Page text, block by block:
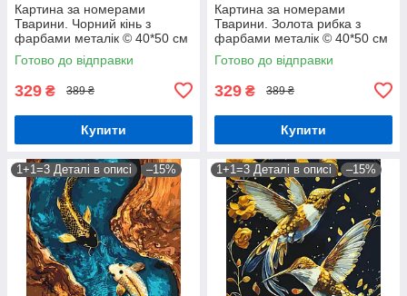
Картина за номерами
Тварини. Чорний кінь з
фарбами металік © 40*50 см
Орігамі LW 31200
Готово до відправки
329 ₴ 389 ₴
Купити
Картина за номерами
Тварини. Золота рибка з
фарбами металік © 40*50 см
Орігамі LW 9670
Готово до відправки
329 ₴ 389 ₴
Купити
1+1=3 Деталі в описі –15% 1+1=3 Деталі в описі –15%